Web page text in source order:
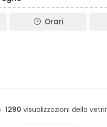
Orari
1290 visualizzazioni della